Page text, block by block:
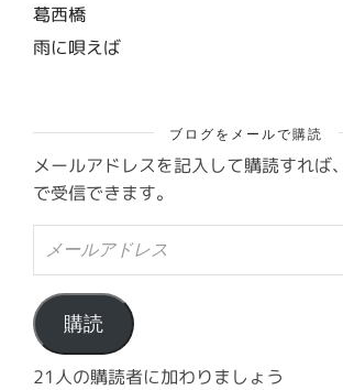
葛西橋
雨に唄えば
ブログをメールで購読
メールアドレスを記入して購読すれば
で受信できます。
ル
ア
ド
レ
ス
購読
21人の購読者に加わりましょう